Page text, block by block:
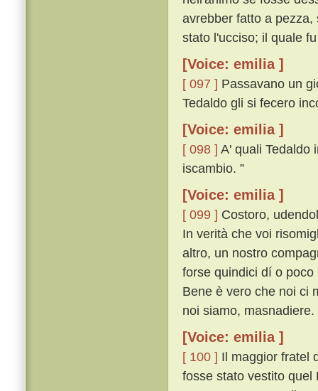
avrebber fatto a
stato l'ucciso; il quale
[Voice: emilia ]
[ 097 ] Passavano un
Tedaldo gli si fecero
[Voice: emilia ]
[ 098 ] A' quali Tedaldo
iscambio. ”
[Voice: emilia ]
[ 099 ] Costoro,
In verità che voi
altro, un nostro
forse quindici dí o
Bene è vero che noi ci
noi siamo, masnadiere.
[Voice: emilia ]
[ 100 ] Il maggior fratel
fosse stato vestito